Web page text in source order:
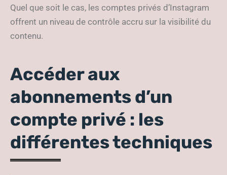
Quel que soit le cas, les comptes privés d’Instagram
offrent un niveau de contrôle accru sur la visibilité du
contenu.
Accéder aux
abonnements d’un
compte privé : les
différentes techniques